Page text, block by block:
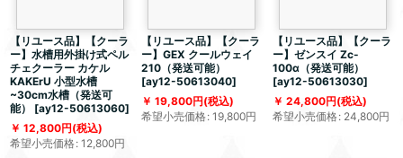
【リユース品】【クーラ
ー】水槽用外掛け式ペル
チェクーラー カケル
KAKErU 小型水槽
~30cm水槽（発送可
能）
[ay12-50613060]
12,800円(税込)
希望小売価格: 12,800円
【リユース品】【クーラ
ー】GEX クールウェイ
210（発送可能）
[ay12-50613040]
19,800円(税込)
希望小売価格: 19,800円
【リユース品】【クーラ
ー】ゼンスイ Zc-
100α（発送可能）
[ay12-50613030]
24,800円(税込)
希望小売価格: 24,800円